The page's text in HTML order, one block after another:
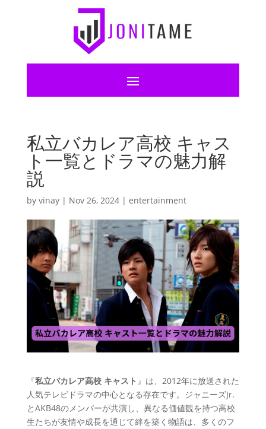
私立バカレア高校 キャス
ト一覧とドラマの魅力解
説
by vinay| Nov 26, 2024| entertainment
『私立バカレア高校 キャスト 』は、2012年に放送された
人気テレビドラマの中心となる存在です。ジャニーズJr.
とAKB48のメンバーが共演し、異なる価値観を持つ高校
生たちが友情や成長を通じて絆を築く物語は、多くのフ